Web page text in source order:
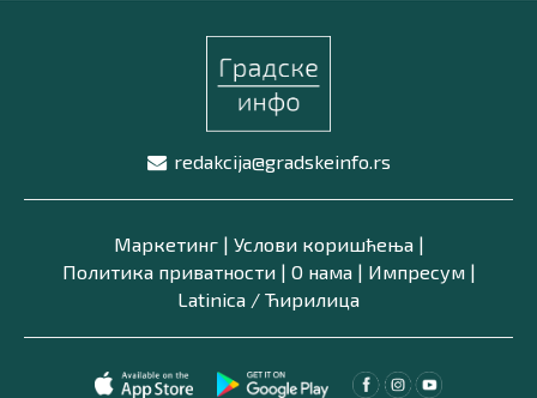
redakcija@gradskeinfo.rs
Маркетинг| Услови коришћења|
Политика приватности| О нама| Импресум|
Latinica / Ћирилица